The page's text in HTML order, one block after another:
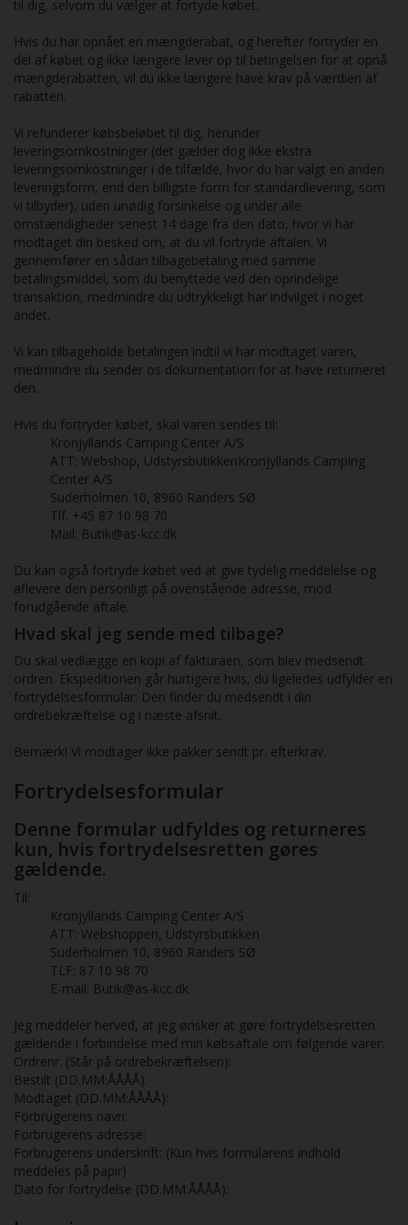
til dig, selvom du vælger at fortyde købet.
Hvis du har opnået en mængderabat, og herefter fortryder en
del af købet og ikke længere lever op til betingelsen for at opnå
mængderabatten, vil du ikke længere have krav på værdien af
rabatten.
Vi refunderer købsbeløbet til dig, herunder
leveringsomkostninger (det gælder dog ikke ekstra
leveringsomkostninger i de tilfælde, hvor du har valgt en anden
leveringsform, end den billigste form for standardlevering, som
vi tilbyder), uden unødig forsinkelse og under alle
omstændigheder senest 14 dage fra den dato, hvor vi har
modtaget din besked om, at du vil fortryde aftalen. Vi
gennemfører en sådan tilbagebetaling med samme
betalingsmiddel, som du benyttede ved den oprindelige
transaktion, medmindre du udtrykkeligt har indvilget i noget
andet.
Vi kan tilbageholde betalingen indtil vi har modtaget varen,
medmindre du sender os dokumentation for at have returneret
den.
Hvis du fortryder købet, skal varen sendes til:
Kronjyllands Camping Center A/S
ATT: Webshop, UdstyrsbutikkenKronjyllands Camping
Center A/S
Suderholmen 10, 8960 Randers SØ
Tlf. +45 87 10 98 70
Mail: Butik@as-kcc.dk
Du kan også fortryde købet ved at give tydelig meddelelse og
aflevere den personligt på ovenstående adresse, mod
forudgående aftale.
Hvad skal jeg sende med tilbage?
Du skal vedlægge en kopi af fakturaen, som blev medsendt
ordren. Ekspeditionen går hurtigere hvis, du ligeledes udfylder en
fortrydelsesformular: Den finder du medsendt i din
ordrebekræftelse og i næste afsnit.
Bemærk! Vi modtager ikke pakker sendt pr. efterkrav.
Fortrydelsesformular
Denne formular udfyldes og returneres
kun, hvis fortrydelsesretten gøres
gældende.
Til:
Kronjyllands Camping Center A/S
ATT: Webshoppen, Udstyrsbutikken
Suderholmen 10, 8960 Randers SØ
TLF: 87 10 98 70
E-mail: Butik@as-kcc.dk
Jeg meddeler herved, at jeg ønsker at gøre fortrydelsesretten
gældende i forbindelse med min købsaftale om følgende varer:
Ordrenr. (Står på ordrebekræftelsen):
Bestilt (DD.MM:ÅÅÅÅ):
Modtaget (DD.MM:ÅÅÅÅ):
Forbrugerens navn:
Forbrugerens adresse:
Forbrugerens underskrift: (Kun hvis formularens indhold
meddeles på papir)
Dato for fortrydelse (DD.MM:ÅÅÅÅ):